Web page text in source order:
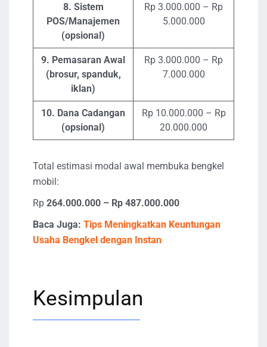
8. Sistem
POS/Manajemen
(opsional)
Rp 3.000.000 – Rp
5.000.000
9. Pemasaran Awal
(brosur, spanduk,
iklan)
Rp 3.000.000 – Rp
7.000.000
10. Dana Cadangan
(opsional)
Rp 10.000.000 – Rp
20.000.000
Total estimasi modal awal membuka bengkel
mobil:
Rp 264.000.000 – Rp 487.000.000
Baca Juga: Tips Meningkatkan Keuntungan
Usaha Bengkel dengan Instan
Kesimpulan